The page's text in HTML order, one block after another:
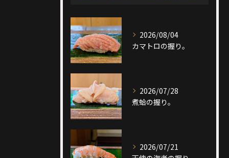
2026/08/04
カマトロの握り。
2026/07/28
煮蛤の握り。
2026/07/21